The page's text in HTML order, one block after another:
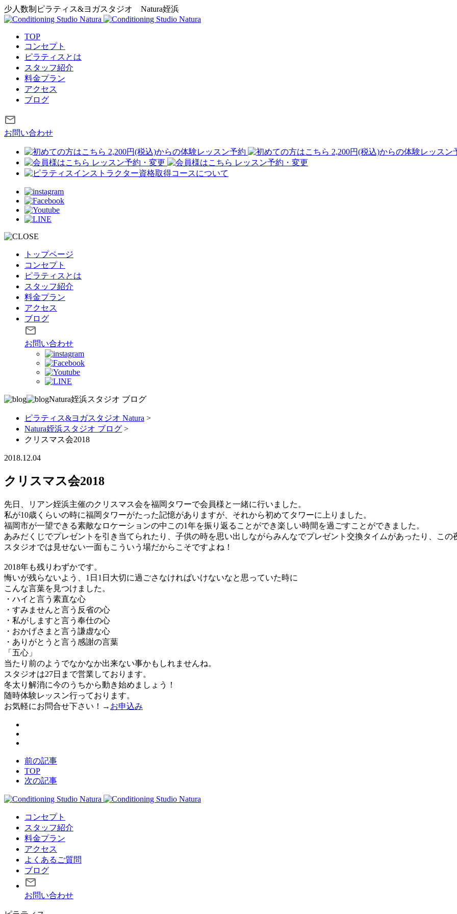
少人数制ピラティス&ヨガスタジオ Natura姪浜
TOP
コンセプト
ピラティスとは
スタッフ紹介
料金プラン
アクセス
ブログ
お問い合わせ
トップページ
コンセプト
ピラティスとは
スタッフ紹介
料金プラン
アクセス
ブログ
お問い合わせ
Natura姪浜スタジオ ブログ
ピラティス&ヨガスタジオ Natura >
Natura姪浜スタジオ ブログ >
クリスマス会2018
2018.12.04
クリスマス会2018
先日、リアン姪浜主催のクリスマス会を福岡タワーで会員様と一緒に行いました。
私が10歳くらいの時に福岡タワーがたった記憶がありますが、それから初めてタワーに上りました。
福岡市が一望できる素敵なロケーションの中この1年を振り返ることができ楽しい時間を過ごすことができました。
あみだくじでプレゼントを引き当てられたり、子供の時を思い出しながらみんなでプレゼント交換タイムがあったり、こ
スタジオでは見せない一面もこういう場だからこそですよね！
2018年も残りわずかです。
悔いが残らないよう、1日1日大切に過ごさなければいけないなと思っていた時に
こんな言葉を見つけました。
・ハイと言う素直な心
・すみませんと言う反省の心
・私がしますと言う奉仕の心
・おかげさまと言う謙虚な心
・ありがとうと言う感謝の言葉
「五心」
当たり前のようでなかなか出来ない事かもしれませんね。
スタジオは27日まで営業しております。
冬太り解消に今のうちから動き始めましょう！
随時体験レッスン行っております。
お気軽にお問合せ下さい！→ お申込み
前の記事
TOP
次の記事
コンセプト
スタッフ紹介
料金プラン
アクセス
よくあるご質問
ブログ
お問い合わせ